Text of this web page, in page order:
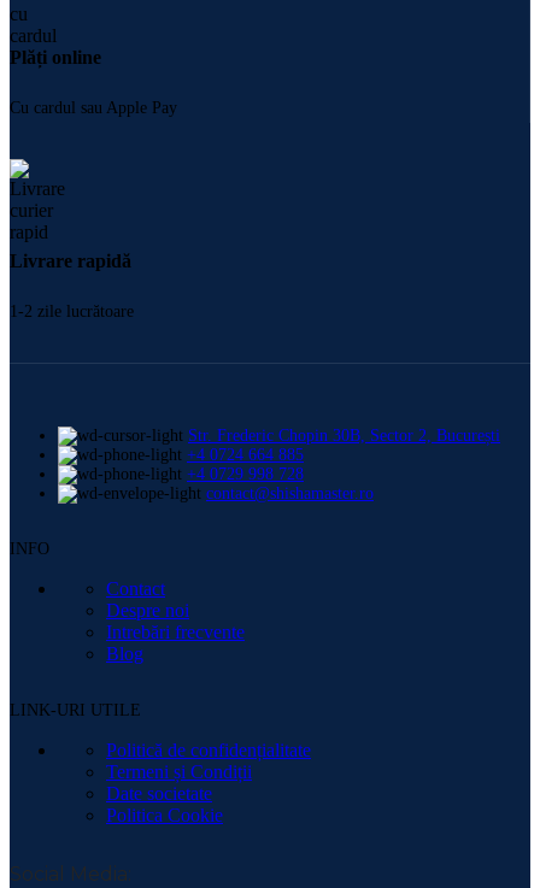
Plăți online
Cu cardul sau Apple Pay
Livrare rapidă
1-2 zile lucrătoare
Str. Frederic Chopin 30B, Sector 2, București
+4 0724 664 885
+4 0729 998 728
contact@shishamaster.ro
INFO
Contact
Despre noi
Intrebări frecvente
Blog
LINK-URI UTILE
Politică de confidențialitate
Termeni și Condiții
Date societate
Politica Cookie
Social Media: